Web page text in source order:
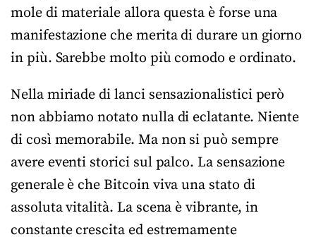
mole di materiale allora questa è forse una
manifestazione che merita di durare un giorno
in più. Sarebbe molto più comodo e ordinato.
Nella miriade di lanci sensazionalistici però
non abbiamo notato nulla di eclatante. Niente
di così memorabile. Ma non si può sempre
avere eventi storici sul palco. La sensazione
generale è che Bitcoin viva una stato di
assoluta vitalità. La scena è vibrante, in
constante crescita ed estremamente